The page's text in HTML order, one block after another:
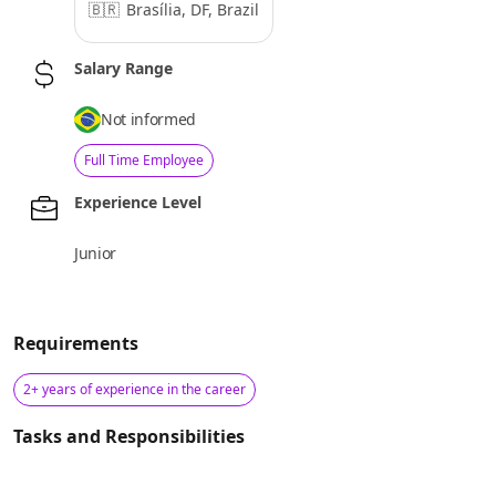
🇧🇷 Brasília, DF, Brazil
Salary Range
Not informed
Full Time Employee
Experience Level
Junior
Requirements
2+ years of experience in the career
Tasks and Responsibilities